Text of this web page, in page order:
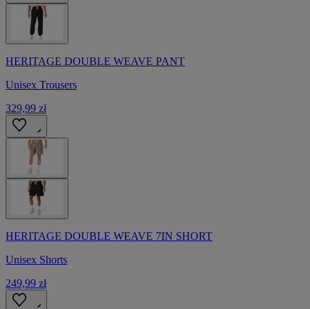
HERITAGE DOUBLE WEAVE PANT
Unisex Trousers
329,99 zł
HERITAGE DOUBLE WEAVE 7IN SHORT
Unisex Shorts
249,99 zł